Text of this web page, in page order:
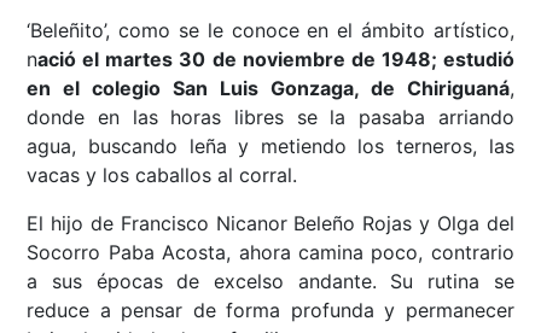
‘Beleñito’, como se le conoce en el ámbito artístico,
nació el martes 30 de noviembre de 1948; estudió
en el colegio San Luis Gonzaga, de Chiriguaná,
donde en las horas libres se la pasaba arriando
agua, buscando leña y metiendo los terneros, las
vacas y los caballos al corral.
El hijo de Francisco Nicanor Beleño Rojas y Olga del
Socorro Paba Acosta, ahora camina poco, contrario
a sus épocas de excelso andante. Su rutina se
reduce a pensar de forma profunda y permanecer